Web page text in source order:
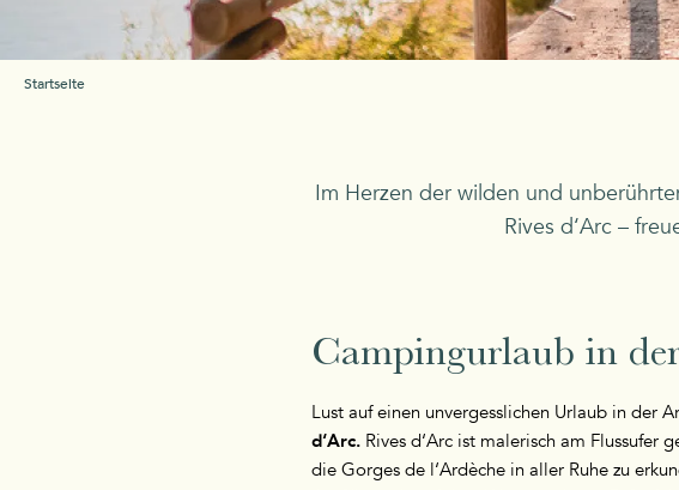
Startseite
Im Herzen der wilden und
Rives d‘Arc –
Campingurlaub in
Lust auf einen unvergesslichen Urlaub in der
d‘Arc.Rives d‘Arc ist malerisch am Flussufer
die Gorges de l‘Ardèche in aller Ruhe zu